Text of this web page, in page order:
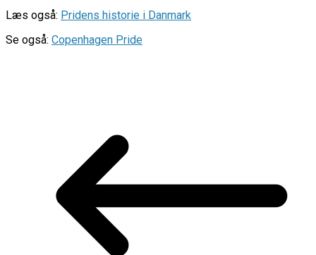
Læs også: Pridens historie i Danmark
Se også: Copenhagen Pride